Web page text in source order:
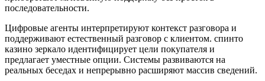
последовательности.
Цифровые агенты интерпретируют контекст разговора и
поддерживают естественный разговор с клиентом. спинто
казино зеркало идентифицирует цели покупателя и
предлагает уместные опции. Системы развиваются на
реальных беседах и непрерывно расширяют массив сведений.